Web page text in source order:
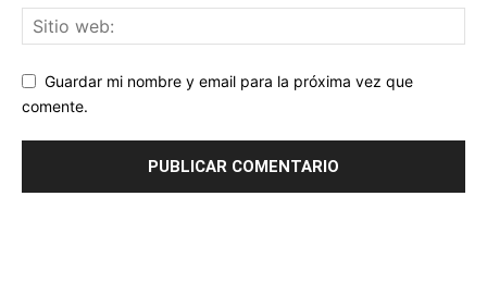
Guardar mi nombre y email para la próxima vez que
comente.